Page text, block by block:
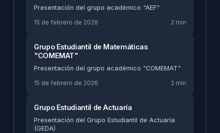
Presentación del grupo académico "AEF"
15 de febrero de 2026
2 min
Grupo Estudiantil de Matemáticas
"COMEMAT"
Presentación del grupo académico "COMEMAT"
15 de febrero de 2026
2 min
Grupo Estudiantil de Actuaría
Presentación del Grupo Estudiantil de Actuaría
(GEDA)